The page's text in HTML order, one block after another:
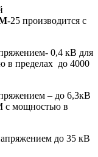
-25 производится с
0,4 кВ для
в пределах до 4000
– до 6,3кВ
с мощностью в
до 35 кВ